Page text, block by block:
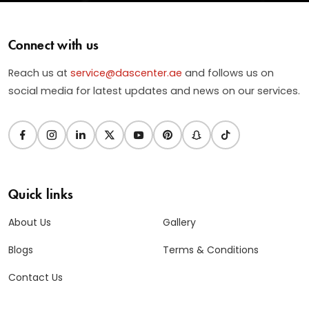
Connect with us
Reach us at service@dascenter.ae and follows us on
social media for latest updates and news on our services.
Quick links
About Us
Blogs
Contact Us
Gallery
Terms & Conditions